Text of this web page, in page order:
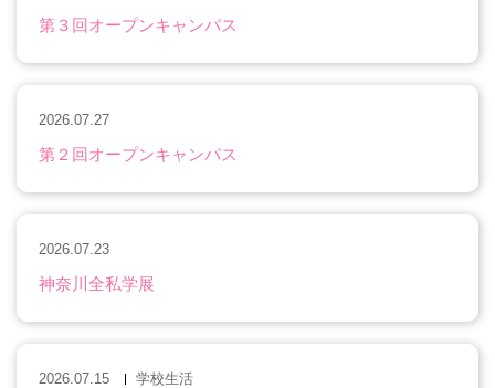
第３回オープンキャンパス
2026.07.27
第２回オープンキャンパス
2026.07.23
神奈川全私学展
2026.07.15 学校生活